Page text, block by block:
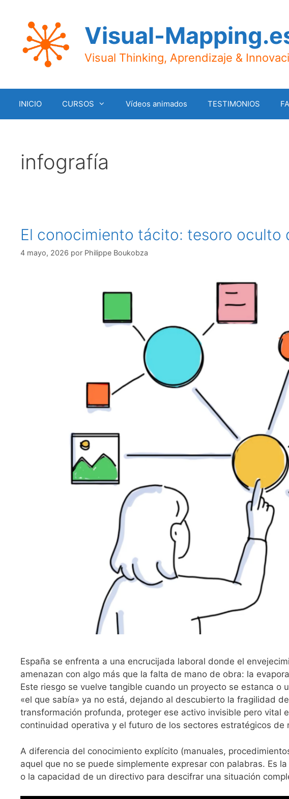
contenido
Visual-
Visual Thinking, Aprendizaje &
INICIO CURSOS Vídeos animados TESTIMONIOS
infografía
El conocimiento tácito: tesoro oculto
4 mayo, 2026 por Philippe Boukobza
España se enfrenta a una encrucijada laboral donde el
amenazan con algo más que la falta de mano de obra: la
Este riesgo se vuelve tangible cuando un proyecto se estanca o
«el que sabía» ya no está, dejando al descubierto la fragilidad
transformación profunda, proteger ese activo invisible pero vital
continuidad operativa y el futuro de los sectores estratégicos de
A diferencia del conocimiento explícito (manuales,
aquel que no se puede simplemente expresar con palabras. Es
o la capacidad de un directivo para descifrar una situación